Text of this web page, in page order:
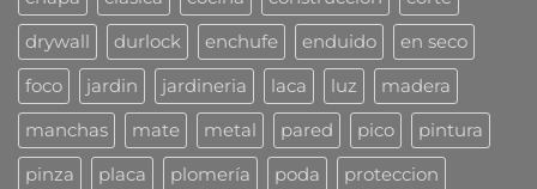
profesionales
drywall
durlock enchufe enduido
en seco
foco
jardin jardineria laca luz
madera
manchas
mate metal pared pico
pintura
pinza
placa plomería poda
proteccion